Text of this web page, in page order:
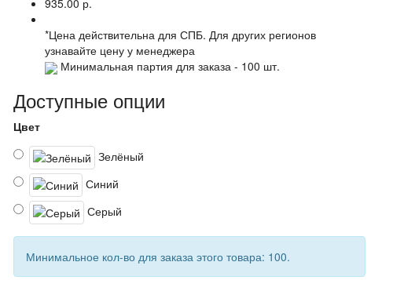
935.00 р.
*Цена действительна для СПБ. Для других регионов
узнавайте цену у менеджера
Минимальная партия для заказа - 100 шт.
Доступные опции
Цвет
Зелёный
Синий
Серый
Минимальное кол-во для заказа этого товара: 100.